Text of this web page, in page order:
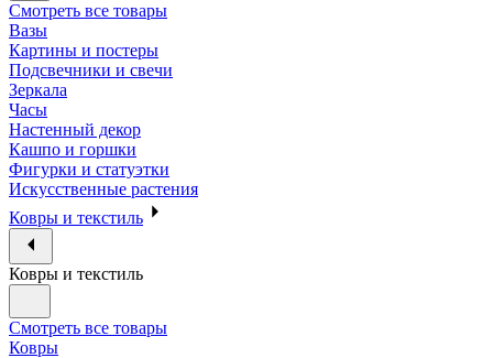
Смотреть все товары
Вазы
Картины и постеры
Подсвечники и свечи
Зеркала
Часы
Настенный декор
Кашпо и горшки
Фигурки и статуэтки
Искусственные растения
Ковры и текстиль
Ковры и текстиль
Смотреть все товары
Ковры